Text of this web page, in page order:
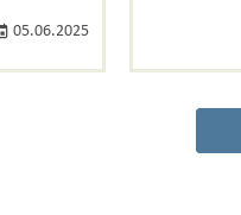
05.06.2025